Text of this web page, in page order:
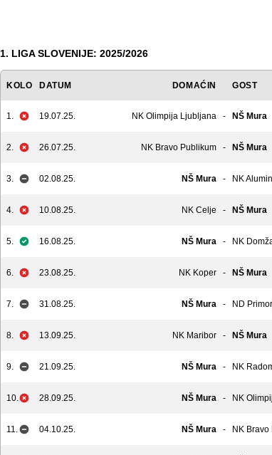
1. LIGA SLOVENIJE: 2025/2026
KOLO DATUM DOMAĆIN GOST
1. 19.07.25. NK Olimpija Ljubljana - NŠ Mura
2. 26.07.25. NK Bravo Publikum - NŠ Mura
3. 02.08.25. NŠ Mura - NK
4. 10.08.25. NK Celje - NŠ Mura
5. 16.08.25. NŠ Mura - NK
6. 23.08.25. NK Koper - NŠ Mura
7. 31.08.25. NŠ Mura - ND
8. 13.09.25. NK Maribor - NŠ Mura
9. 21.09.25. NŠ Mura - NK
10. 28.09.25. NŠ Mura - NK
11. 04.10.25. NŠ Mura - NK